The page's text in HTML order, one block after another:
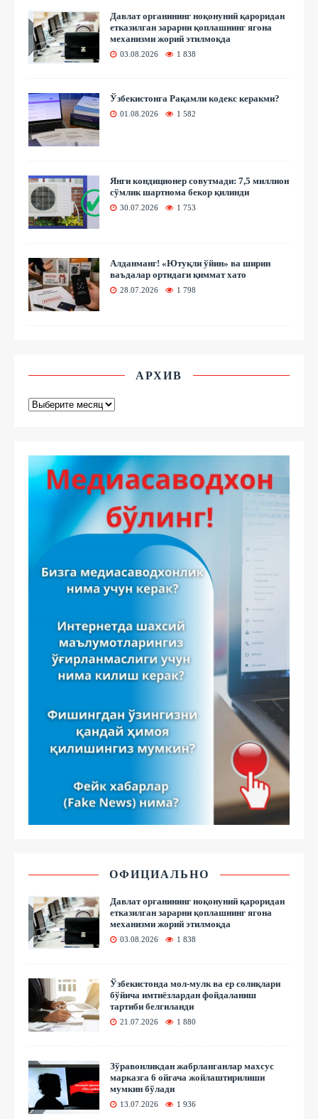
Давлат органининг ноқонуний қароридан
етказилган зарарни қоплашнинг ягона
механизми жорий этилмоқда
03.08.2026 1 838
Ўзбекистонга Рақамли кодекс керакми?
01.08.2026 1 582
Янги кондиционер совутмади: 7,5 миллион
сўмлик шартнома бекор қилинди
30.07.2026 1 753
Алданманг! «Ютуқли ўйин» ва ширин
ваъдалар ортидаги қиммат хато
28.07.2026 1 798
АРХИВ
ОФИЦИАЛЬНО
Давлат органининг ноқонуний қароридан
етказилган зарарни қоплашнинг ягона
механизми жорий этилмоқда
03.08.2026 1 838
Ўзбекистонда мол-мулк ва ер солиқлари
бўйича имтиёзлардан фойдаланиш
тартиби белгиланди
21.07.2026 1 880
Зўравонликдан жабрланганлар махсус
марказга 6 ойгача жойлаштирилиши
мумкин бўлади
13.07.2026 1 936